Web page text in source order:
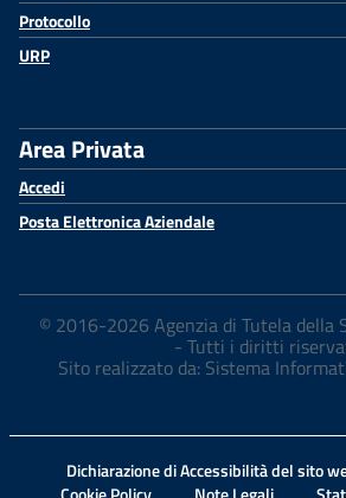
Protocollo
URP
Area Privata
Accedi
Posta Elettronica Aziendale
© 2016-2026 Agenzia di Tutela della
- Tutti i diritti
Sito realizzato da: Sistema
Dichiarazione di Accessibilità del sito